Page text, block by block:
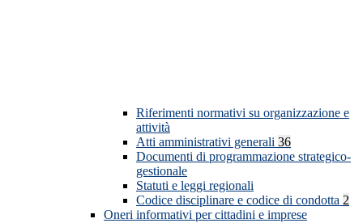
Riferimenti normativi su organizzazione e
attività
Atti amministrativi generali 36
Documenti di programmazione strategico-
gestionale
Statuti e leggi regionali
Codice disciplinare e codice di condotta 2
Oneri informativi per cittadini e imprese